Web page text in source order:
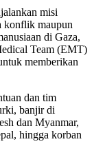
misi
konflik maupun
di Gaza,
Team (EMT)
memberikan
dan tim
banjir di
dan Myanmar,
hingga korban